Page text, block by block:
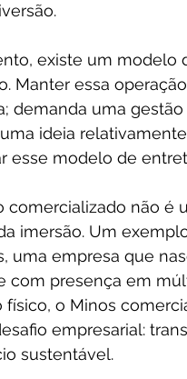
existe um modelo
Manter essa
demanda uma
ideia
esse modelo de
não é
imersão. Um
uma empresa que
com presença em
o Minos
empresarial:
sustentável.